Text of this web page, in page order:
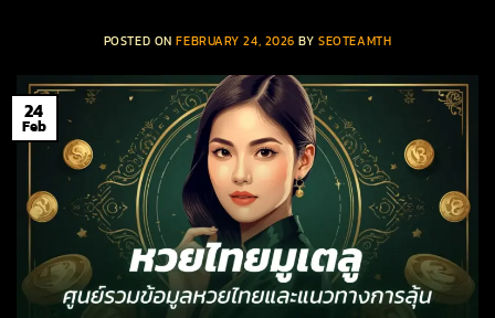
POSTED ONFEBRUARY 24, 2026 BYSEOTEAMTH
24
Feb